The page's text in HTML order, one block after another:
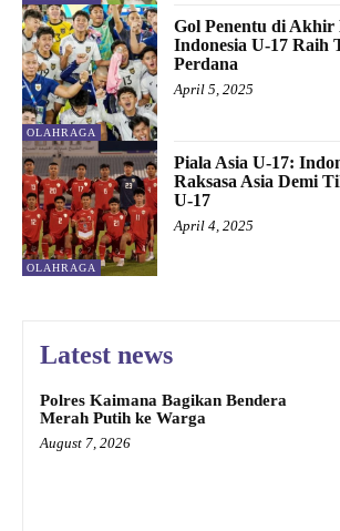
OLAHRAGA
Gol Penentu di
Indonesia U-17 Raih
Perdana
April 5, 2025
OLAHRAGA
Piala Asia U-17:
Raksasa Asia Demi
U-17
April 4, 2025
Latest news
Polres Kaimana Bagikan Bendera
Merah Putih ke Warga
August 7, 2026